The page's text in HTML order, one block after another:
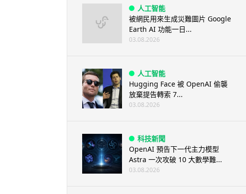
人工智能
被網民用來生成災難圖片 Google
Earth AI 功能一日...
03.08.2026
人工智能
Hugging Face 被 OpenAI 偷襲
放棄提告轉索 7...
03.08.2026
科技新聞
OpenAI 預告下一代主力模型
Astra 一次攻破 10 大數學難...
03.08.2026